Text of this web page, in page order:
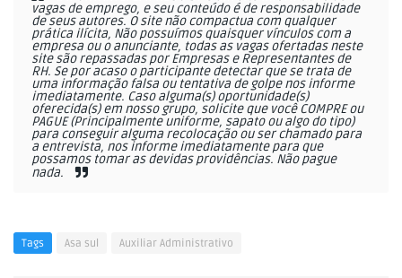
vagas de emprego, e seu conteúdo é de responsabilidade
de seus autores. O site não compactua com qualquer
prática ilícita, Não possuímos quaisquer vínculos com a
empresa ou o anunciante, todas as vagas ofertadas neste
site são repassadas por Empresas e Representantes de
RH. Se por acaso o participante detectar que se trata de
uma informação falsa ou tentativa de golpe nos informe
imediatamente. Caso alguma(s) oportunidade(s)
oferecida(s) em nosso grupo, solicite que você COMPRE ou
PAGUE (Principalmente uniforme, sapato ou algo do tipo)
para conseguir alguma recolocação ou ser chamado para
a entrevista, nos informe imediatamente para que
possamos tomar as devidas providências. Não pague
nada.
Tags Asa sul Auxiliar Administrativo